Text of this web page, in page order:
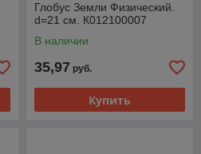
Глобус Земли Физический.
d=21 см. К012100007
В наличии
35,97 руб.
Купить